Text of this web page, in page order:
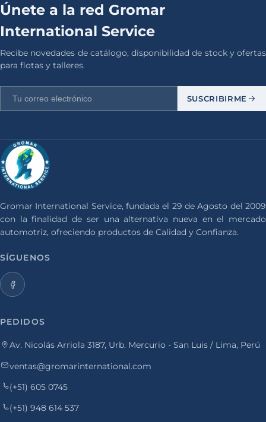
Únete a la red Gromar
International Service
Recibe novedades de catálogo, disponibilidad de stock y ofertas
para flotas y talleres.
SUSCRIBIRME
Gromar International Service, fundada el 29 de Agosto del 2009
con la finalidad de ser una alternativa nueva en el mercado
automotriz, ofreciendo productos de Calidad y Confianza.
SÍGUENOS
PEDIDOS
Av. Nicolás Arriola 3187, Urb. Mercurio - San Luis / Lima, Perú
ventas@gromarinternational.com
(+51) 605 0745
(+51) 948 614 537